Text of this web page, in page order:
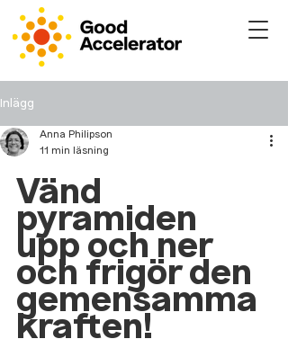
Inlägg
Anna Philipson
11 min läsning
Vänd
pyramiden
upp och ner
och frigör den
gemensamma
kraften!